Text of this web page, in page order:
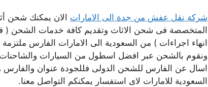
شركة نقل عفش من جدة الى الامارات الان يمكنك شحن
المتخصصة فى شحن الاثاث وتقديم كافة خدمات
انهاء اجراءات ) من السعودية الى الامارات الفارس
ونقوم بالشحن عبر افضل اسطول من السيارات والشاحنات
اسال عن الفارس للشحن الدولى فللجودة عنوان
السعودية للامارات لاى استفسار يمكنكم التواصل معنا.